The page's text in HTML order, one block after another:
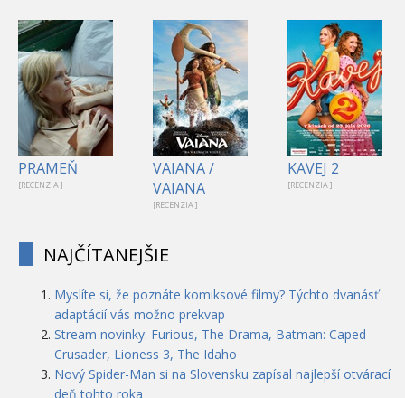
PRAMEŇ
[RECENZIA ]
VAIANA /
VAIANA
[RECENZIA ]
KAVEJ 2
[RECENZIA ]
NAJČÍTANEJŠIE
Myslíte si, že poznáte komiksové filmy? Týchto dvanásť
adaptácií vás možno prekvap
Stream novinky: Furious, The Drama, Batman: Caped
Crusader, Lioness 3, The Idaho
Nový Spider-Man si na Slovensku zapísal najlepší otvárací
deň tohto roka